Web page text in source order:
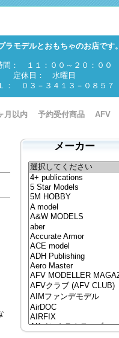
ラモデルとおもちゃのお店です。
間： １１：００～２０：００
定休日： 水曜日
： ０３－３４１３－０８５７
月以内 予約受付商品
AFV
メーカー